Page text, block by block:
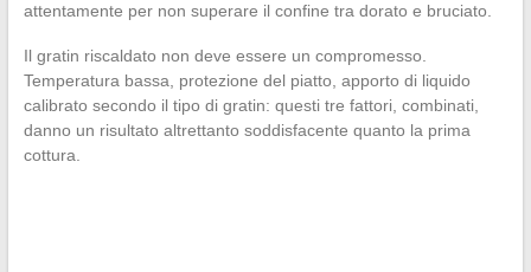
attentamente per non superare il confine tra dorato e bruciato.
Il gratin riscaldato non deve essere un compromesso.
Temperatura bassa, protezione del piatto, apporto di liquido
calibrato secondo il tipo di gratin: questi tre fattori, combinati,
danno un risultato altrettanto soddisfacente quanto la prima
cottura.